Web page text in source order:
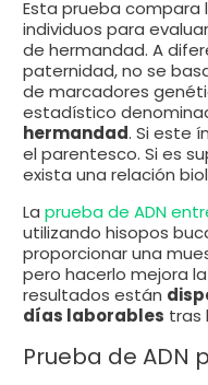
Esta prueba compara
individuos para
de hermandad. A
paternidad, no se
de marcadores
estadístico
hermandad. Si este
el parentesco. Si es
exista una relación
La prueba de ADN
utilizando hisopos
proporcionar una
pero hacerlo mejora
resultados están
días laborables tras
Prueba de ADN